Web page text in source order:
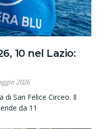
10 nel Lazio:
2026
di San Felice Circeo. Il
da 11